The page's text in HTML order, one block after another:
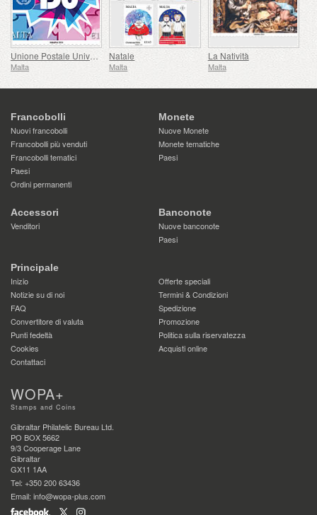
Unione Postale Universale - 150° Anniversario
Malta
Natale
Malta
La Natività
Malta
Francobolli
Nuovi francobolli
Francobolli più venduti
Francobolli tematici
Paesi
Ordini permanenti
Monete
Nuove Monete
Monete tematiche
Paesi
Accessori
Venditori
Banconote
Nuove banconote
Paesi
Principale
Inizio
Offerte speciali
Notizie su di noi
Termini & Condizioni
FAQ
Spedizione
Convertitore di valuta
Promozione
Punti fedeltà
Politica sulla riservatezza
Cookies
Acquisti online
Contattaci
WOPA+
Stamps and Coins
Gibraltar Philatelic Bureau Ltd.
PO BOX 5662
9/3 Cooperage Lane
Gibraltar
GX11 1AA
Tel: +350 200 63436
Email: info@wopa-plus.com